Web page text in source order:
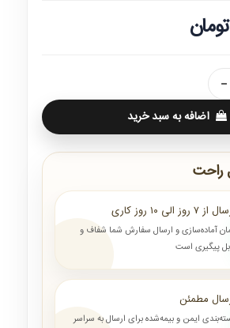
اضافه به سبد خرید
راحت
۷ روز الی ۱۰ روز کاری
آماده‌سازی و ارسال سفارش شما شفاف و
پیگیری است
مطمئن
ایمن و بیمه‌شده برای ارسال به سراسر